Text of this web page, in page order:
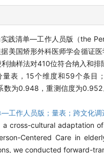
实践清单—工作人员版（the
据美国矫形外科医师学会循
抽样法对410位符合纳入和
表，15个维度和59个条
数为0.948，重测信度为
工作人员版；量表；跨文化调
cross-cultural adaptation
Centered Care in
we conducted forward-